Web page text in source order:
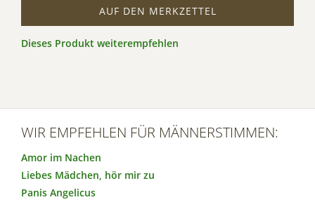
AUF DEN MERKZETTEL
Dieses Produkt weiterempfehlen
WIR EMPFEHLEN FÜR MÄNNERSTIMMEN:
Amor im Nachen
Liebes Mädchen, hör mir zu
Panis Angelicus